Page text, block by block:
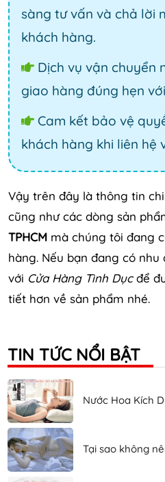
sàng tư vấn và chả lời
khách hàng.
Dịch vụ vận chuyển
giao hàng đúng hẹn
Cam kết bảo vệ
khách hàng khi liên hệ
Vậy trên đây là thông tin
cũng như các dòng sản
TPHCM mà chúng tôi đang
hàng. Nếu bạn đang có
với Cửa Hàng Tình Dụcđể
tiết hơn về sản phẩm nhé.
TIN TỨC NỔI BẬT
Nước Hoa Kích
Tại sao không